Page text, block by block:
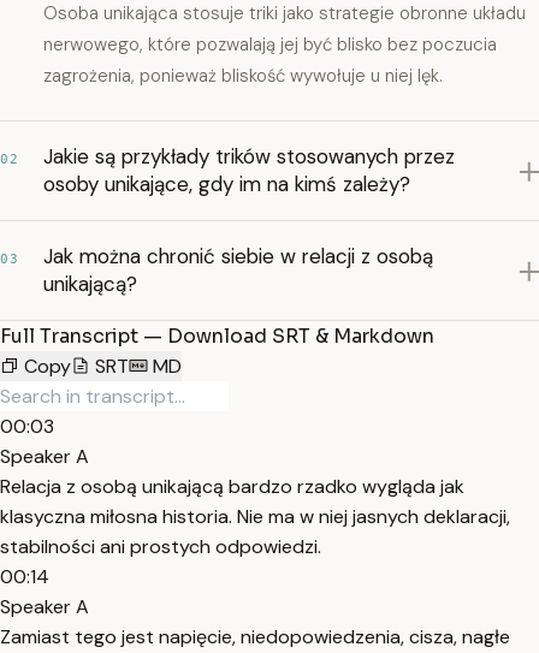
Osoba unikająca stosuje triki jako strategie obronne układu
nerwowego, które pozwalają jej być blisko bez poczucia
zagrożenia, ponieważ bliskość wywołuje u niej lęk.
02
Jakie są przykłady trików stosowanych przez
osoby unikające, gdy im na kimś zależy?
03
Jak można chronić siebie w relacji z osobą
unikającą?
Full Transcript — Download SRT & Markdown
Copy
SRT MD
00:03
Speaker A
Relacja z osobą unikającą bardzo rzadko wygląda jak
klasyczna miłosna historia. Nie ma w niej jasnych deklaracji,
stabilności ani prostych odpowiedzi.
00:14
Speaker A
Zamiast tego jest napięcie, niedopowiedzenia, cisza, nagłe